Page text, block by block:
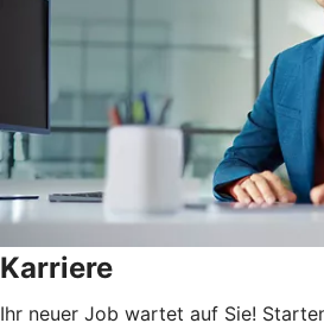
Karriere
Ihr neuer Job wartet auf Sie!